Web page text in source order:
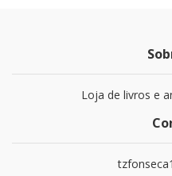
Loja de livros e